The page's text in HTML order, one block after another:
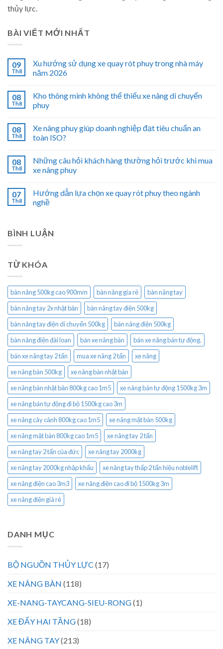
thủy lực.
BÀI VIẾT MỚI NHẤT
09
Th8
Xu hướng sử dụng xe quay rót phuy trong nhà máy
năm 2026
08
Th8
Kho thông minh không thể thiếu xe nâng di chuyển
phuy
08
Th8
Xe nâng phuy giúp doanh nghiệp đạt tiêu chuẩn an
toàn ISO?
08
Th8
Những câu hỏi khách hàng thường hỏi trước khi mua
xe nâng phuy
07
Th8
Hướng dẫn lựa chọn xe quay rót phuy theo ngành
nghề
BÌNH LUẬN
TỪ KHÓA
bàn nâng 500kg cao 900mm bàn nâng gía rẻ
bàn nâng tay
bàn nâng tay 2x nhật bản
bàn nâng tay điện 500kg
bàn nâng tay điện di chuyển 500kg
bàn nâng điện 500kg
bàn nâng điện đài loan
bán xe nâng bàn
bán xe nâng bán tự động.
bán xe nâng tay 2 tấn
mua xe nâng 2 tấn
xe nâng
xe nâng bàn 500kg
xe nâng bàn nhật bản
xe nâng bàn nhật bản 800kg cao 1m5
xe nâng bán tự động 1500kg 3m
xe nâng bán tự động đi bộ 1500kg cao 3m
xe nâng cây cảnh 800kg cao 1m5
xe nâng mặt bàn 500kg
xe nâng mặt bàn 800kg cao 1m5
xe nâng tay 2 tấn
xe nâng tay 2 tấn của đức
xe nâng tay 2000kg
xe nâng tay 2000kg nhập khẩu
xe nâng tay thấp 2 tấn hiệu noblelift
xe nâng điện cao 3m3
xe nâng điện cao đi bộ 1500kg 3m
xe nâng điện giá rẻ
DANH MỤC
BỘ NGUỒN THỦY LỰC (17)
XE NÂNG BÀN (118)
XE-NANG-TAYCANG-SIEU-RONG(1)
XE ĐẨY HAI TẦNG(18)
XE NÂNG TAY(213)